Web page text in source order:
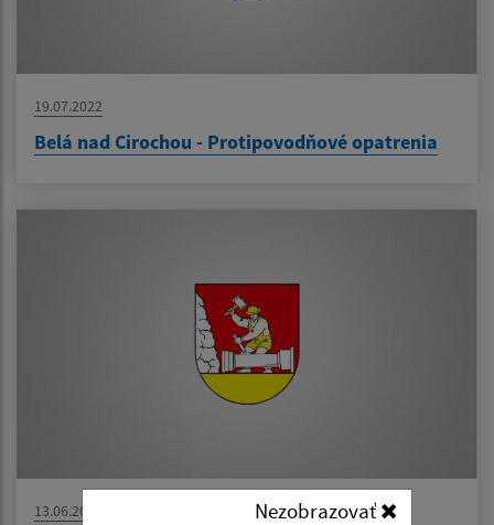
Nezobrazovať
19.07.2022
Belá nad Cirochou - Protipovodňové opatrenia
13.06.2022